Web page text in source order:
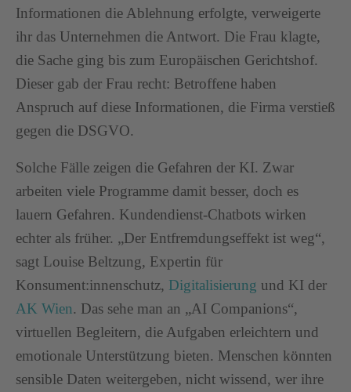
Informationen die Ablehnung erfolgte, verweigerte
ihr das Unternehmen die Antwort. Die Frau klagte,
die Sache ging bis zum Europäischen Gerichtshof.
Dieser gab der Frau recht: Betroffene haben
Anspruch auf diese Informationen, die Firma verstieß
gegen die DSGVO.
Solche Fälle zeigen die Gefahren der KI. Zwar
arbeiten viele Programme damit besser, doch es
lauern Gefahren. Kundendienst-Chatbots wirken
echter als früher. „Der Entfremdungseffekt ist weg“,
sagt Louise Beltzung, Expertin für
Konsument:innenschutz, Digitalisierung und KI der
AK Wien. Das sehe man an „AI Companions“,
virtuellen Begleitern, die Aufgaben erleichtern und
emotionale Unterstützung bieten. Menschen könnten
sensible Daten weitergeben, nicht wissend, wer ihre